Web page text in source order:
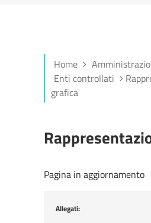
Home
Enti controllati
grafica
Pagina in aggiornamento
Allegati: